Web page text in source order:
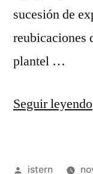
sucesión de
reubicaciones
plantel …
Seguir leyendo
Publicado
istern